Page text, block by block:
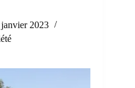
janvier 2023